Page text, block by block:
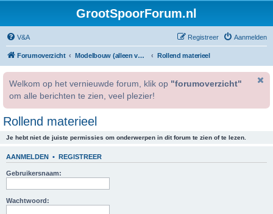
GrootSpoorForum.nl
V&A Aanmelden
Registreer
Forumoverzicht Modelbouw (alleen voor geregistreerde gebruikers). Rollend materieel
Welkom op het vernieuwde forum, klik op "forumoverzicht"
om alle berichten te zien, veel plezier!
Rollend materieel
Je hebt niet de juiste permissies om onderwerpen in dit forum te zien of te lezen.
AANMELDEN • REGISTREER
Gebruikersnaam:
Wachtwoord: